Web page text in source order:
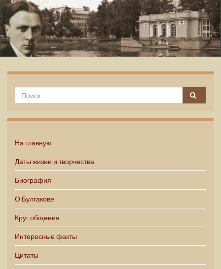
На главную
Даты жизни и творчества
Биография
О Булгакове
Круг общения
Интересные факты
Цитаты